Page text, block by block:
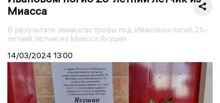
Миасса
В результате авиакатастрофы под Ивановом погиб 25-
летний лётчик из Миасса Якушин
14/03/2024 13:00